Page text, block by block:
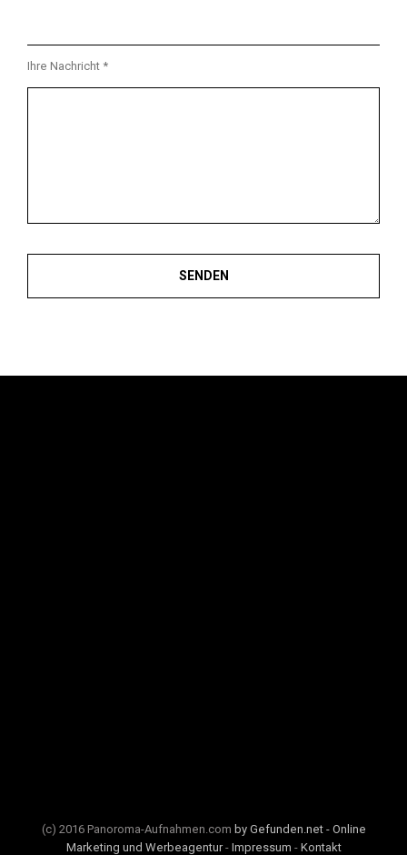
Ihre Nachricht *
(c) 2016 Panoroma-Aufnahmen.com by Gefunden.net - Online
Marketing und Werbeagentur- Impressum - Kontakt